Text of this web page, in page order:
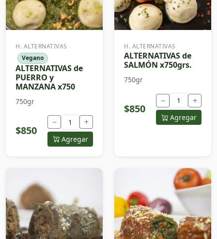
H. ALTERNATIVAS
Vegano
ALTERNATIVAS de
PUERRO y
MANZANA x750
750gr
$850
− +
Agregar
H. ALTERNATIVAS
ALTERNATIVAS de
SALMÓN x750grs.
750gr
$850
− +
Agregar